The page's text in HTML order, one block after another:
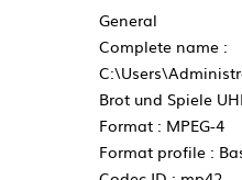
General
Complete name :
Brot und Spiele
Format : MPEG-4
Format profile :